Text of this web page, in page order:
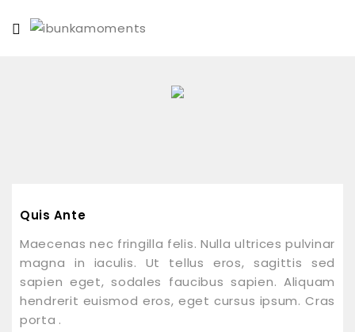
Quis Ante
Maecenas nec fringilla felis. Nulla ultrices pulvinar
magna in iaculis. Ut tellus eros, sagittis sed
sapien eget, sodales faucibus sapien. Aliquam
hendrerit euismod eros, eget cursus ipsum. Cras
porta .